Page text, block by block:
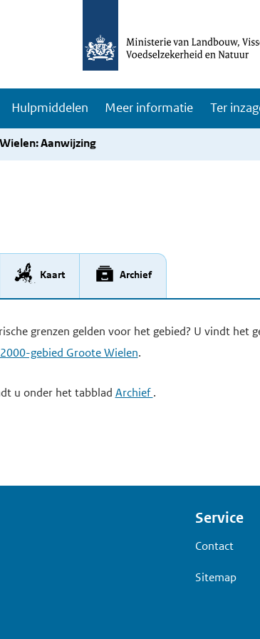
Hulpmiddelen Meer informatie Ter
Aanwijzing
Kaart Archief
grenzen gelden voor het gebied? U vindt het
gebied Groote Wielen.
u onder het tabblad Archief.
Voet
Service
Contact
Sitemap